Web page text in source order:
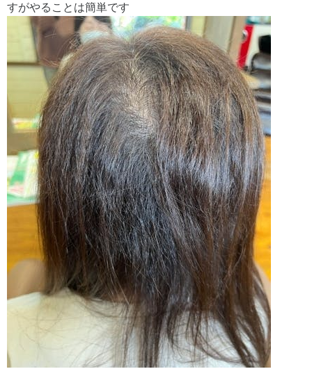
すがやることは簡単です